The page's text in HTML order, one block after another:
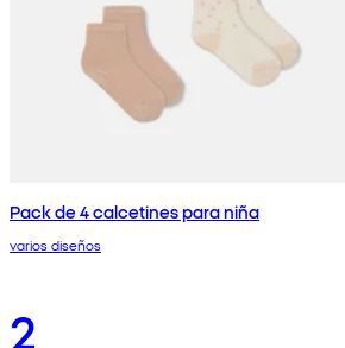
Pack de 4 calcetines para niña
varios diseños
2